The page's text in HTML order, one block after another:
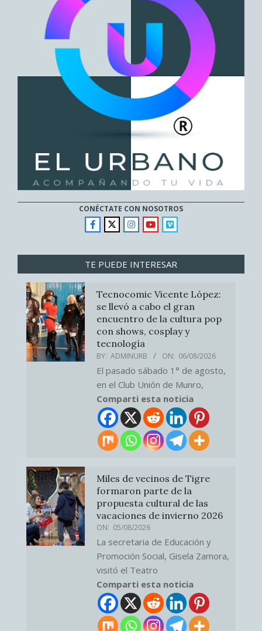
CONÉCTATE CON NOSOTROS
TE PUEDE INTERESAR
Tecnocomic Vicente López:
se llevó a cabo el gran
encuentro de la cultura pop
con shows, cosplay y
tecnología
BY: ADMINURB ON: 06/08/2026
El pasado sábado 1° de agosto,
en el Club Unión de Munro,
Comparti esta noticia
Miles de vecinos de Tigre
formaron parte de la
propuesta cultural de las
vacaciones de invierno 2026
ON: 05/08/2026
La secretaria de Educación y
Promoción Social, Gisela Zamora,
visitó el Teatro
Comparti esta noticia